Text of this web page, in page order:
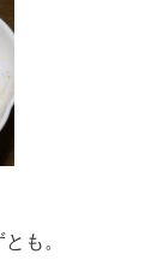
も。